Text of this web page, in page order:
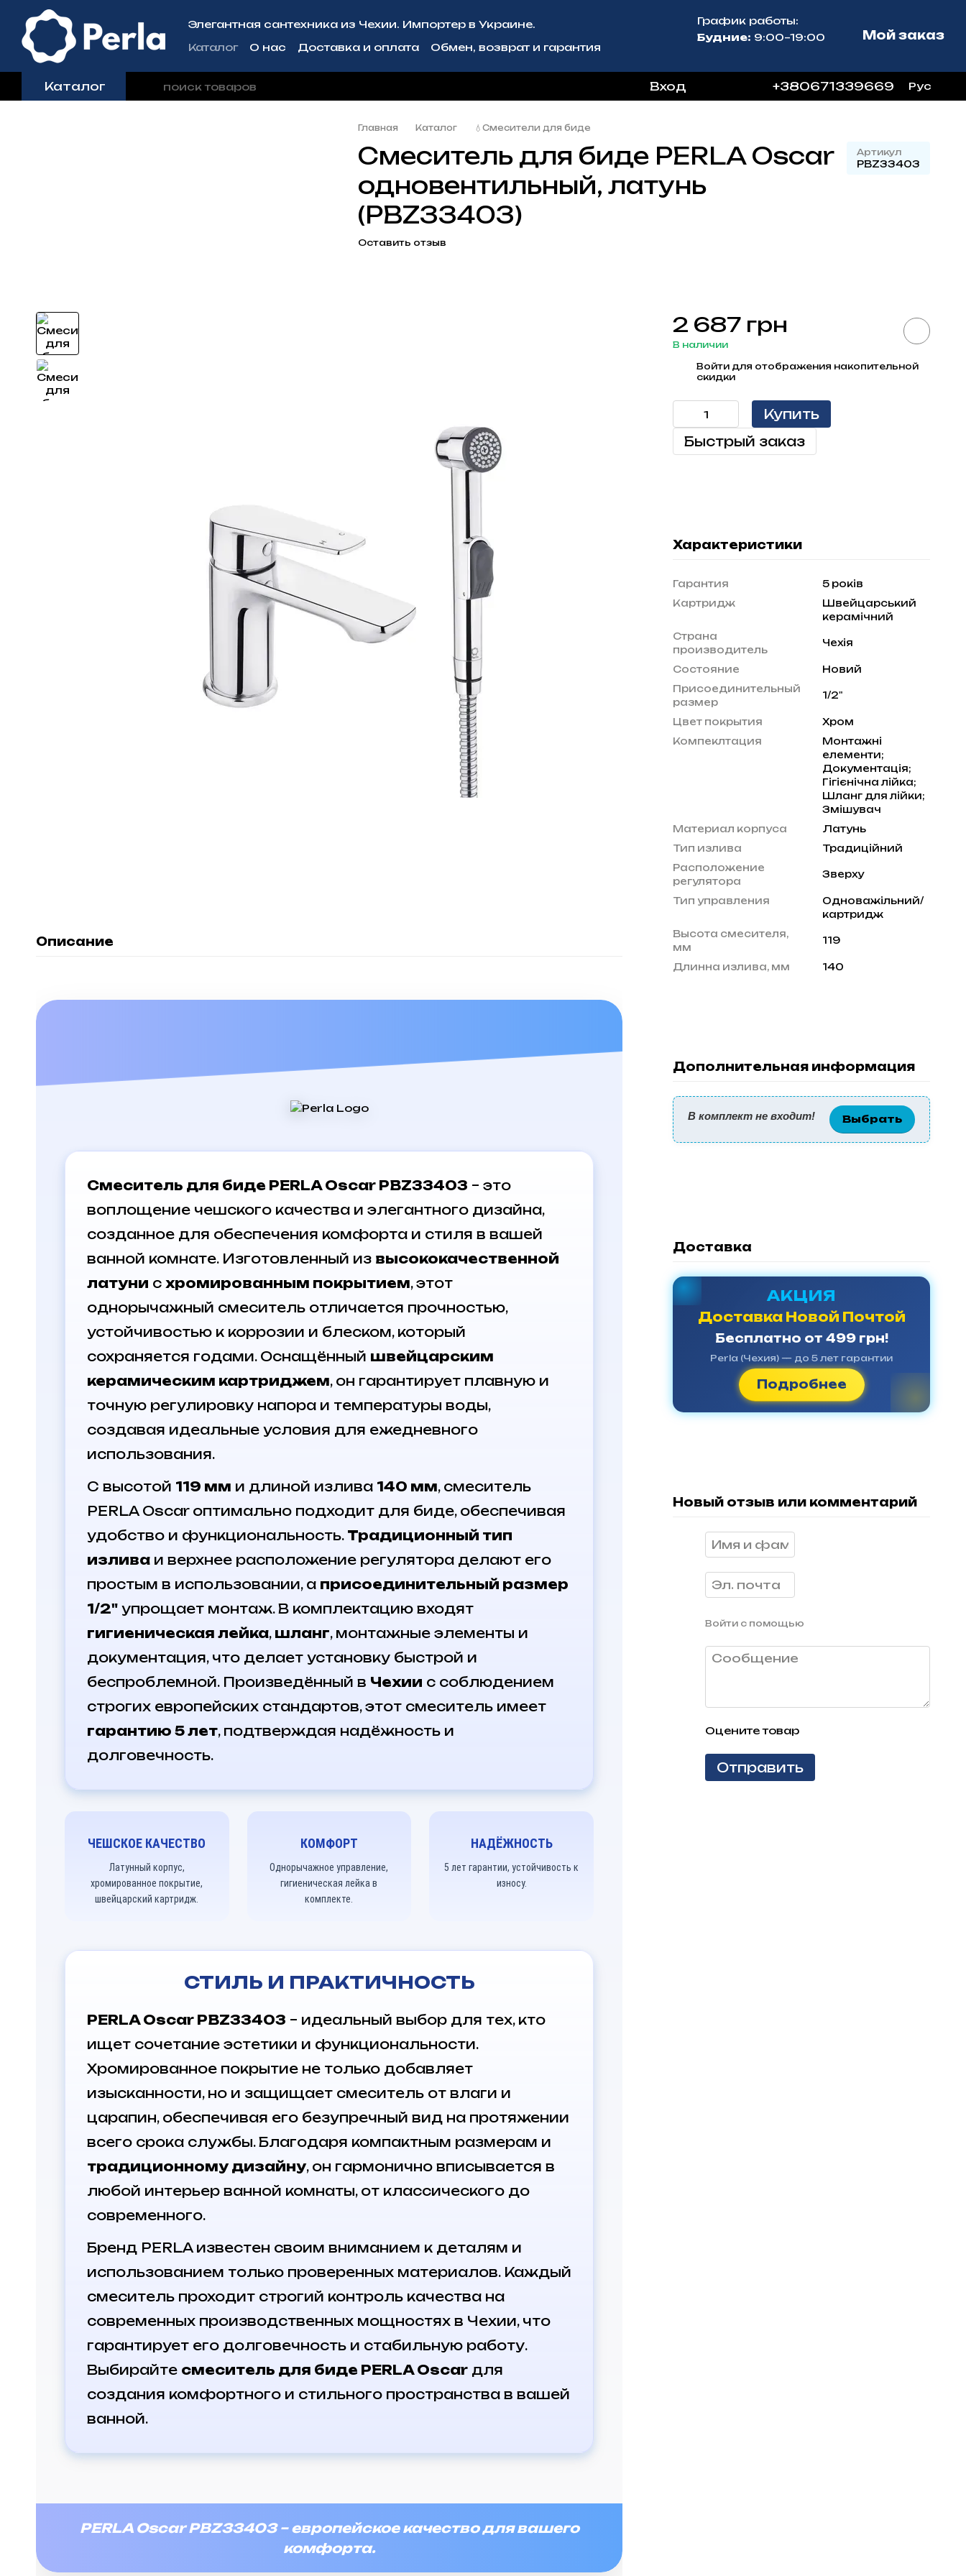
Перейти к основному контенту
Элегантная сантехника из Чехии. Импортер в Украине.
Каталог
О нас Доставка и оплата
Обмен, возврат и гарантия
График работы:
Будние: 9:00–19:00 Мой заказ
Каталог Вход +380671339669 Рус
Главная Каталог 💧Смесители для биде
Смеситель для биде PERLA Oscar
одновентильный, латунь
(PBZ33403)
Артикул
PBZ33403
Оставить отзыв
2 687 грн
В наличии
Войтидля отображения накопительной
скидки
Купить
Быстрый заказ
Характеристики
Гарантия
5 років
Картридж
Швейцарський
керамічний
Страна
производитель
Чехія
Состояние
Новий
Присоединительный
размер
1/2"
Цвет покрытия
Хром
Компеклтация
Монтажні
елементи;
Документація;
Гігієнічна лійка;
Шланг для лійки;
Змішувач
Материал корпуса
Латунь
Тип излива
Традиційний
Расположение
регулятора
Зверху
Тип управления
Одноважільний/
картридж
Высота смесителя,
мм
119
Длинна излива, мм 140
Дополнительная информация
В комплект не входит! Выбрать
Доставка
АКЦИЯ
Доставка Новой Почтой
Бесплатно от 499 грн!
Perla (Чехия) — до 5 лет гарантии
Подробнее
Новый отзыв или комментарий
Войти с помощью
Оцените товар
Отправить
Описание
Смеситель для биде PERLA Oscar PBZ33403 – это
воплощение чешского качества и элегантного дизайна,
созданное для обеспечения комфорта и стиля в вашей
ванной комнате. Изготовленный из высококачественной
латуни с хромированным покрытием, этот
однорычажный смеситель отличается прочностью,
устойчивостью к коррозии и блеском, который
сохраняется годами. Оснащённый швейцарским
керамическим картриджем, он гарантирует плавную и
точную регулировку напора и температуры воды,
создавая идеальные условия для ежедневного
использования.
С высотой 119 мм и длиной излива 140 мм, смеситель
PERLA Oscar оптимально подходит для биде, обеспечивая
удобство и функциональность. Традиционный тип
излива и верхнее расположение регулятора делают его
простым в использовании, а присоединительный размер
1/2" упрощает монтаж. В комплектацию входят
гигиеническая лейка, шланг, монтажные элементы и
документация, что делает установку быстрой и
беспроблемной. Произведённый в Чехии с соблюдением
строгих европейских стандартов, этот смеситель имеет
гарантию 5 лет, подтверждая надёжность и
долговечность.
ЧЕШСКОЕ КАЧЕСТВО
Латунный корпус,
хромированное покрытие,
швейцарский картридж.
КОМФОРТ
Однорычажное управление,
гигиеническая лейка в
комплекте.
НАДЁЖНОСТЬ
5 лет гарантии, устойчивость к
износу.
СТИЛЬ И ПРАКТИЧНОСТЬ
PERLA Oscar PBZ33403 – идеальный выбор для тех, кто
ищет сочетание эстетики и функциональности.
Хромированное покрытие не только добавляет
изысканности, но и защищает смеситель от влаги и
царапин, обеспечивая его безупречный вид на протяжении
всего срока службы. Благодаря компактным размерам и
традиционному дизайну, он гармонично вписывается в
любой интерьер ванной комнаты, от классического до
современного.
Бренд PERLA известен своим вниманием к деталям и
использованием только проверенных материалов. Каждый
смеситель проходит строгий контроль качества на
современных производственных мощностях в Чехии, что
гарантирует его долговечность и стабильную работу.
Выбирайте смеситель для биде PERLA Oscar для
создания комфортного и стильного пространства в вашей
ванной.
PERLA Oscar PBZ33403 – европейское качество для вашего
комфорта.